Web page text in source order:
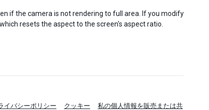
if the camera is not rendering to full area. If you modify
resets the aspect to the screen's aspect ratio.
イバシーポリシー クッキー 私の個人情報を販売または共